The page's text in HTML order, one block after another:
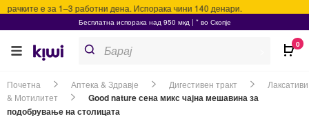
е за 1–3 работни дена. Испорака чини 140 денари.
Бесплатна испорака над 950 мкд | * во Скопје
search
Почетна Аптека & Здравје Дигестивен тракт
Лаксативи
& Мотилитет
Good nature сена микс чајна мешавина за
подобрување на столицата
0